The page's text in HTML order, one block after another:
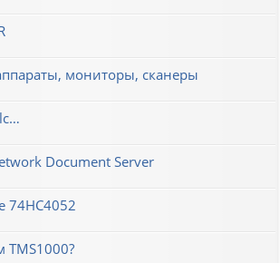
мониторы, сканеры
Document Server
74HC4052
TMS1000?